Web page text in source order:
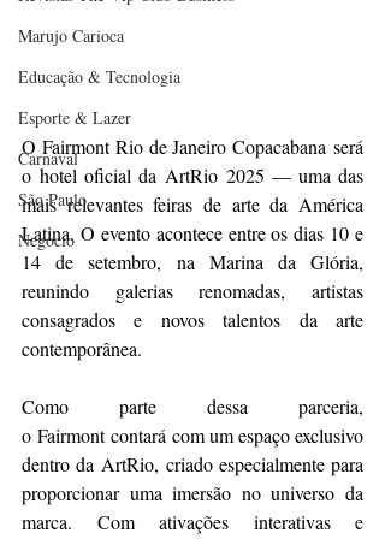
Marujo Carioca
Educação & Tecnologia
Esporte & Lazer
Carnaval
São Paulo
Negocio
O Fairmont Rio de Janeiro Copacabana será
o hotel oficial da ArtRio 2025 — uma das
mais relevantes feiras de arte da América
Latina. O evento acontece entre os dias 10 e
14 de setembro, na Marina da Glória,
reunindo galerias renomadas, artistas
consagrados e novos talentos da arte
contemporânea.
Como parte dessa parceria,
o Fairmont contará com um espaço exclusivo
dentro da ArtRio, criado especialmente para
proporcionar uma imersão no universo da
marca. Com ativações interativas e